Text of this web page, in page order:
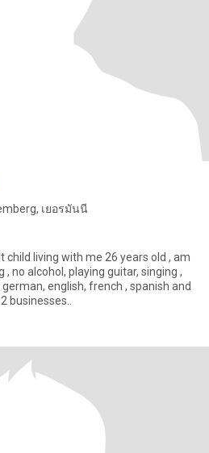
เยอรมันนี
living with me 26 years old , am
english, french , spanish and
businesses..